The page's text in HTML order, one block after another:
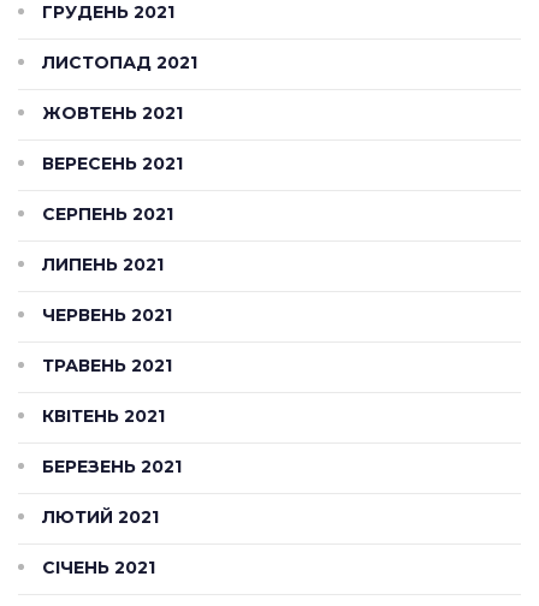
ГРУДЕНЬ 2021
ЛИСТОПАД 2021
ЖОВТЕНЬ 2021
ВЕРЕСЕНЬ 2021
СЕРПЕНЬ 2021
ЛИПЕНЬ 2021
ЧЕРВЕНЬ 2021
ТРАВЕНЬ 2021
КВІТЕНЬ 2021
БЕРЕЗЕНЬ 2021
ЛЮТИЙ 2021
СІЧЕНЬ 2021